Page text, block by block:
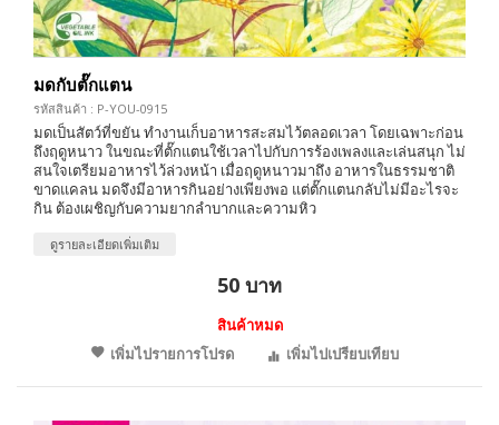
มดกับตั๊กแตน
รหัสสินค้า : P-YOU-0915
มดเป็นสัตว์ที่ขยัน ทำงานเก็บอาหารสะสมไว้ตลอดเวลา โดยเฉพาะก่อน
ถึงฤดูหนาว ในขณะที่ตั๊กแตนใช้เวลาไปกับการร้องเพลงและเล่นสนุก ไม่
สนใจเตรียมอาหารไว้ล่วงหน้า เมื่อฤดูหนาวมาถึง อาหารในธรรมชาติ
ขาดแคลน มดจึงมีอาหารกินอย่างเพียงพอ แต่ตั๊กแตนกลับไม่มีอะไรจะ
กิน ต้องเผชิญกับความยากลำบากและความหิว
ดูรายละเอียดเพิ่มเติม
50 บาท
สินค้าหมด
เพิ่มไปรายการโปรด
เพิ่มไปเปรียบเทียบ